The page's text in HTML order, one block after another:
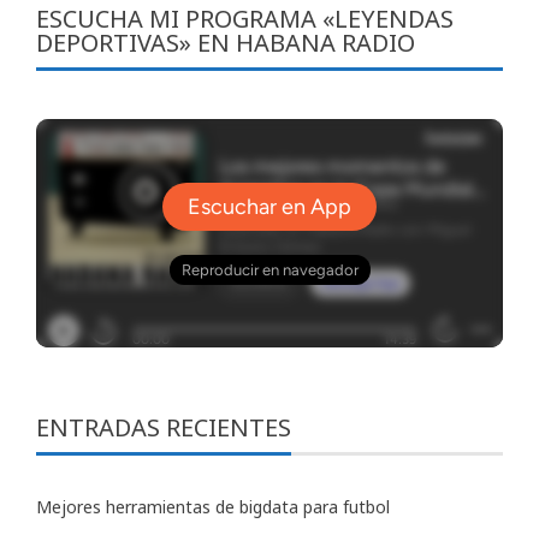
ESCUCHA MI PROGRAMA «LEYENDAS
DEPORTIVAS» EN HABANA RADIO
ENTRADAS RECIENTES
Mejores herramientas de bigdata para futbol